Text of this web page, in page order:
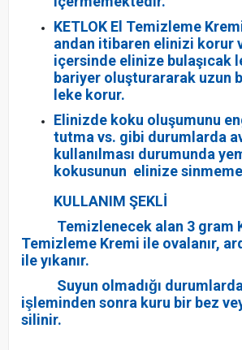
KETLOK El Temizleme
andan itibaren elinizi korur
içersinde elinize bulaşıcak
bariyer oluşturararak uzun
leke korur.
Elinizde koku oluşumunu
tutma vs. gibi durumlarda
kullanılması durumunda
kokusunun elinize
KULLANIM ŞEKLİ
Temizlenecek alan 3 gram
Temizleme Kremi ile ovalanır,
ile yıkanır.
Suyun olmadığı
işleminden sonra kuru bir bez
silinir.